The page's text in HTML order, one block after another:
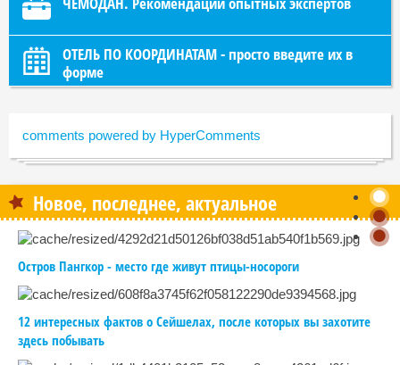
ОТЕЛЬ ПО КООРДИНАТАМ - просто введите их в
форме
comments powered by HyperComments
Новое, последнее, актуальное
Остров Пангкор - место где живут птицы-носороги
12 интересных фактов о Сейшелах, после которых вы захотите
здесь побывать